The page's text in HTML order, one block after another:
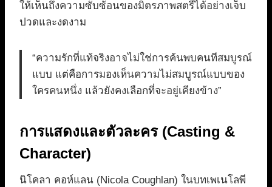
ให้เห็นถึงความซับซ้อนของมิตรภาพสตรีได้อย่างเจ็บ
ปวดและงดงาม
“ความรักที่แท้จริงอาจไม่ใช่การค้นพบคนทีสมบูรณ์
แบบ แต่คือการมองเห็นความไม่สมบูรณ์แบบของ
ใครคนหนึ่ง แล้วยังคงเลือกที่จะอยู่เคียงข้าง”
การแสดงและตัวละคร (Casting &
Character)
นิโคลา คอห์แลน (Nicola Coughlan) ในบทเพเนโลพี